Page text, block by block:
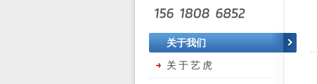
关于我们
关于艺虎